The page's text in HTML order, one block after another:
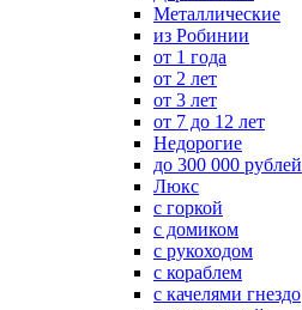
Металлические
из Робинии
от 1 года
от 2 лет
от 3 лет
от 7 до 12 лет
Недорогие
до 300 000 рублей
Люкс
с горкой
с домиком
с рукоходом
с кораблем
с качелями гнездо